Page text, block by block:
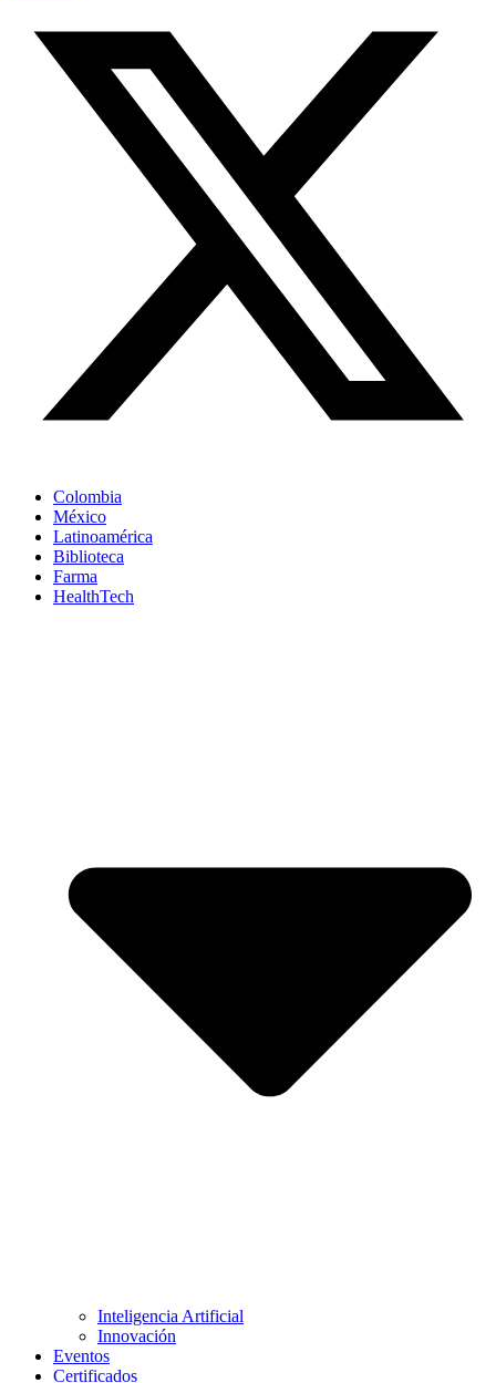
Colombia
México
Latinoamérica
Biblioteca
Farma
HealthTech
Inteligencia Artificial
Innovación
Eventos
Certificados